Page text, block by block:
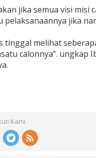
jika semua visi misi
pelaksanaannya jika
tinggal melihat
calonnya”. ungkap
Kami